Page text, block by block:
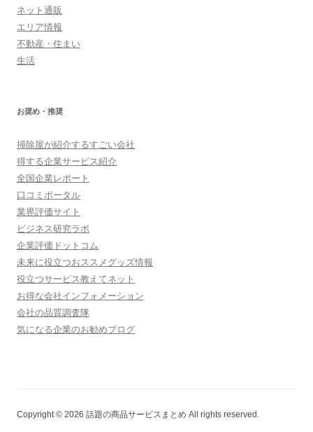
ネット通販
エリア情報
不動産・住まい
生活
お奨め・推奨
掃除屋が紹介するすごい会社
得する企業サービス紹介
全国企業レポート
口コミポータル
業界評価サイト
ビジネス研究ラボ
企業評価ドットコム
未来に役立つおススメグッズ情報
役立つサービス教えてネット
お得な会社インフォメーション
会社の品質調査隊
気になる企業のお勧めブログ
Copyright © 2026 話題の商品サービスまとめ All rights reserved.